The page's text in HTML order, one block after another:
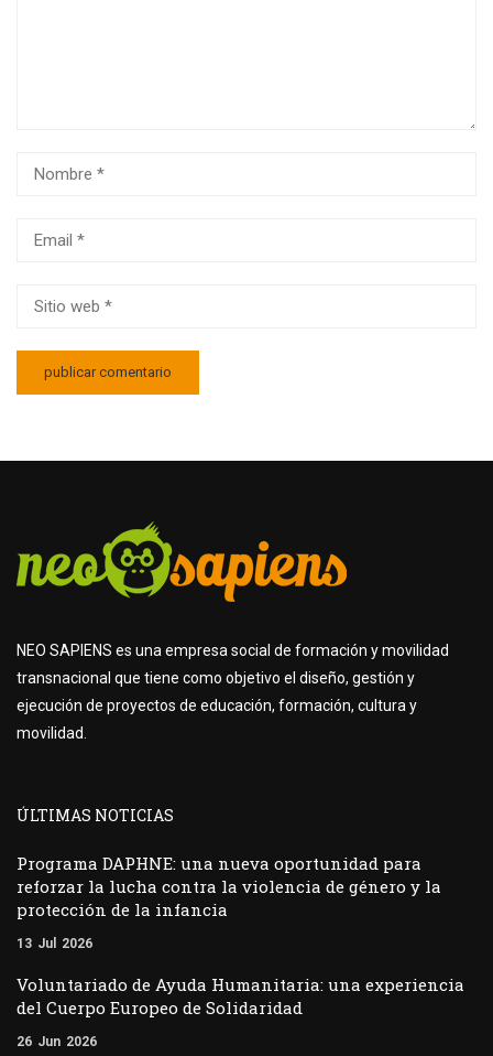
NEO SAPIENS es una empresa social de formación y movilidad
transnacional que tiene como objetivo el diseño, gestión y
ejecución de proyectos de educación, formación, cultura y
movilidad.
ÚLTIMAS NOTICIAS
Programa DAPHNE: una nueva oportunidad para
reforzar la lucha contra la violencia de género y la
protección de la infancia
13 Jul 2026
Voluntariado de Ayuda Humanitaria: una experiencia
del Cuerpo Europeo de Solidaridad
26 Jun 2026